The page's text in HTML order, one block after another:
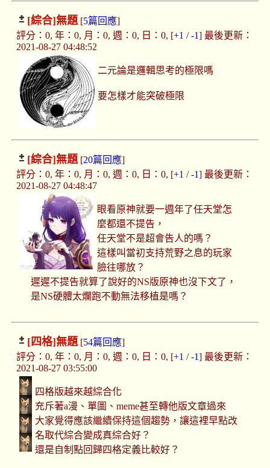
[綜合]無題[5篇回應]
評分：0, 年：0, 月：0, 週：0, 日：0, [+1 /-1] 最後更新：
2021-08-27 04:48:52
二元論是邏輯思考的極限嗎
要怎樣才能突破極限
[綜合]無題[20篇回應]
評分：0, 年：0, 月：0, 週：0, 日：0, [+1 /-1] 最後更新：
2021-08-27 04:48:47
眼看原神就要一週年了任天堂怎
麼都還不提告，
任天堂不是超會告人的嗎？
這樣叫當初支持荒野之息的玩家
臉往哪放？
遲遲不提告就算了說好的NS版原神也沒下文了，
是NS硬體太爛跑不動無法移植是嗎？
[四格]無題[54篇回應]
評分：0, 年：0, 月：0, 週：0, 日：0, [+1 /-1] 最後更新：
2021-08-27 03:55:00
四格版越來越綜合化
充斥著a漫、單圖、meme甚至轉他版文章過來
大家覺得應該繼續保持這個趨勢，讓這裡早點改
名取代綜合變成真綜合好？
還是自制點回歸四格定義比較好？